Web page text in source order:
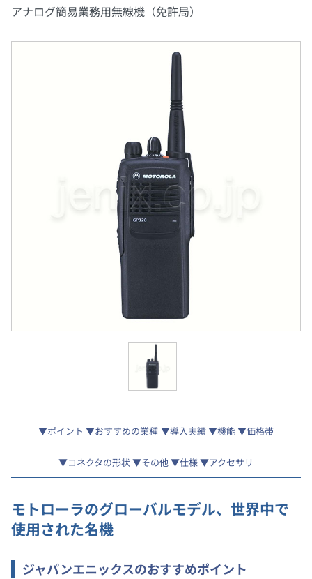
アナログ簡易業務用無線機（免許局）
ポイント おすすめの業種 導入実績 機能 価格帯
コネクタの形状 その他 仕様 アクセサリ
モトローラのグローバルモデル、世界中で
使用された名機
ジャパンエニックスのおすすめポイント